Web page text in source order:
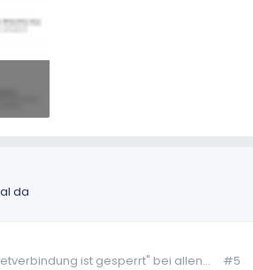
da
ist gesperrt" bei allen...
#5